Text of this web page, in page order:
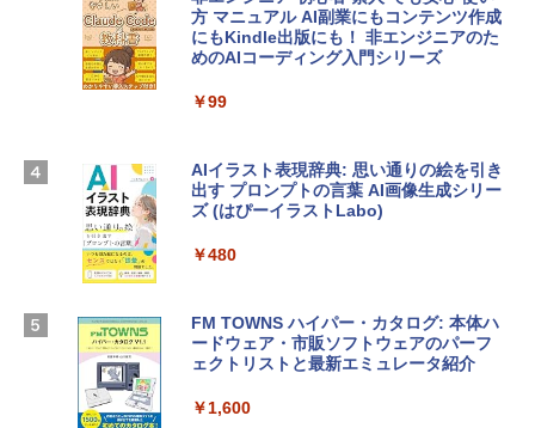
Apple 2026 MacBook Air M5チップ搭載
13インチノートブック：AIとApple Intell
スプレイ、16GBユニファイドメモリ、1
D - ミッドナイト
￥278,800
SSD インテル Core 5
￥129,800
Robloxギフトカード - 2,000 Robux 【限
定バーチャルアイテムを含む】 【オンラ
インゲームコード】 ロブロックス | オン
Microsoft Office Home & Business 202
4(最新 永続版)|オンラインコード版|Wind
Windows版 | Minecraft (マインクラフ
ト): Java & Bedrock Edition | オンライ
方 マニュアル AI副業にもコンテンツ作成
にもKindle出版にも！ 非エンジニアのた
めのAIコーディング入門シリーズ
￥99
AIイラスト表現辞典: 思い通りの絵を引き
出す プロンプトの言葉 AI画像生成シリー
ズ (はぴーイラストLabo)
￥480
FM TOWNS ハイパー・カタログ: 本体ハ
ードウェア・市販ソフトウェアのパーフ
ェクトリストと最新エミュレータ紹介
￥1,600